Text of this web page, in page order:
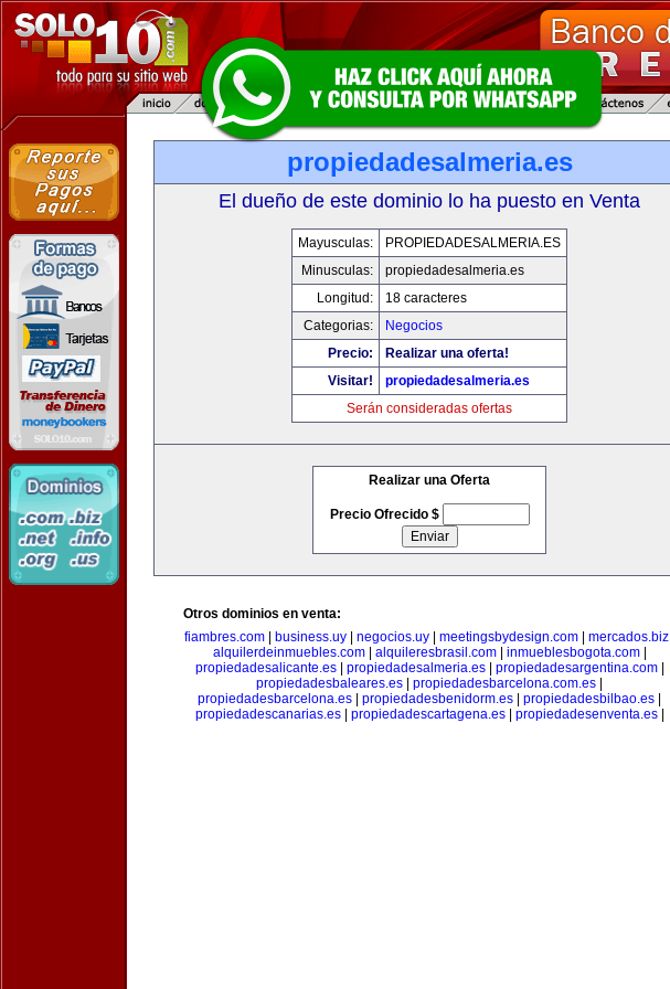
propiedadesalmeria.es
El dueño de este dominio lo ha puesto en Venta
Mayusculas:
PROPIEDADESALMERIA.ES
Minusculas:
propiedadesalmeria.es
Longitud:
18 caracteres
Categorias:
Negocios
Precio:
Realizar una oferta!
Visitar!
propiedadesalmeria.es
Serán consideradas ofertas
Realizar una Oferta
Precio Ofrecido $
Otros dominios en venta:
fiambres.com| business.uy| negocios.uy| meetingsbydesign.com| mercados.biz|
alquilerdeinmuebles.com| alquileresbrasil.com| inmueblesbogota.com|
propiedadesalicante.es| propiedadesalmeria.es| propiedadesargentina.com|
propiedadesbaleares.es
propiedadesbarcelona.com.es
propiedadesbarcelona.es
propiedadesbenidorm.es propiedadesbilbao.es
propiedadescanarias.es| propiedadescartagena.es| propiedadesenventa.es|